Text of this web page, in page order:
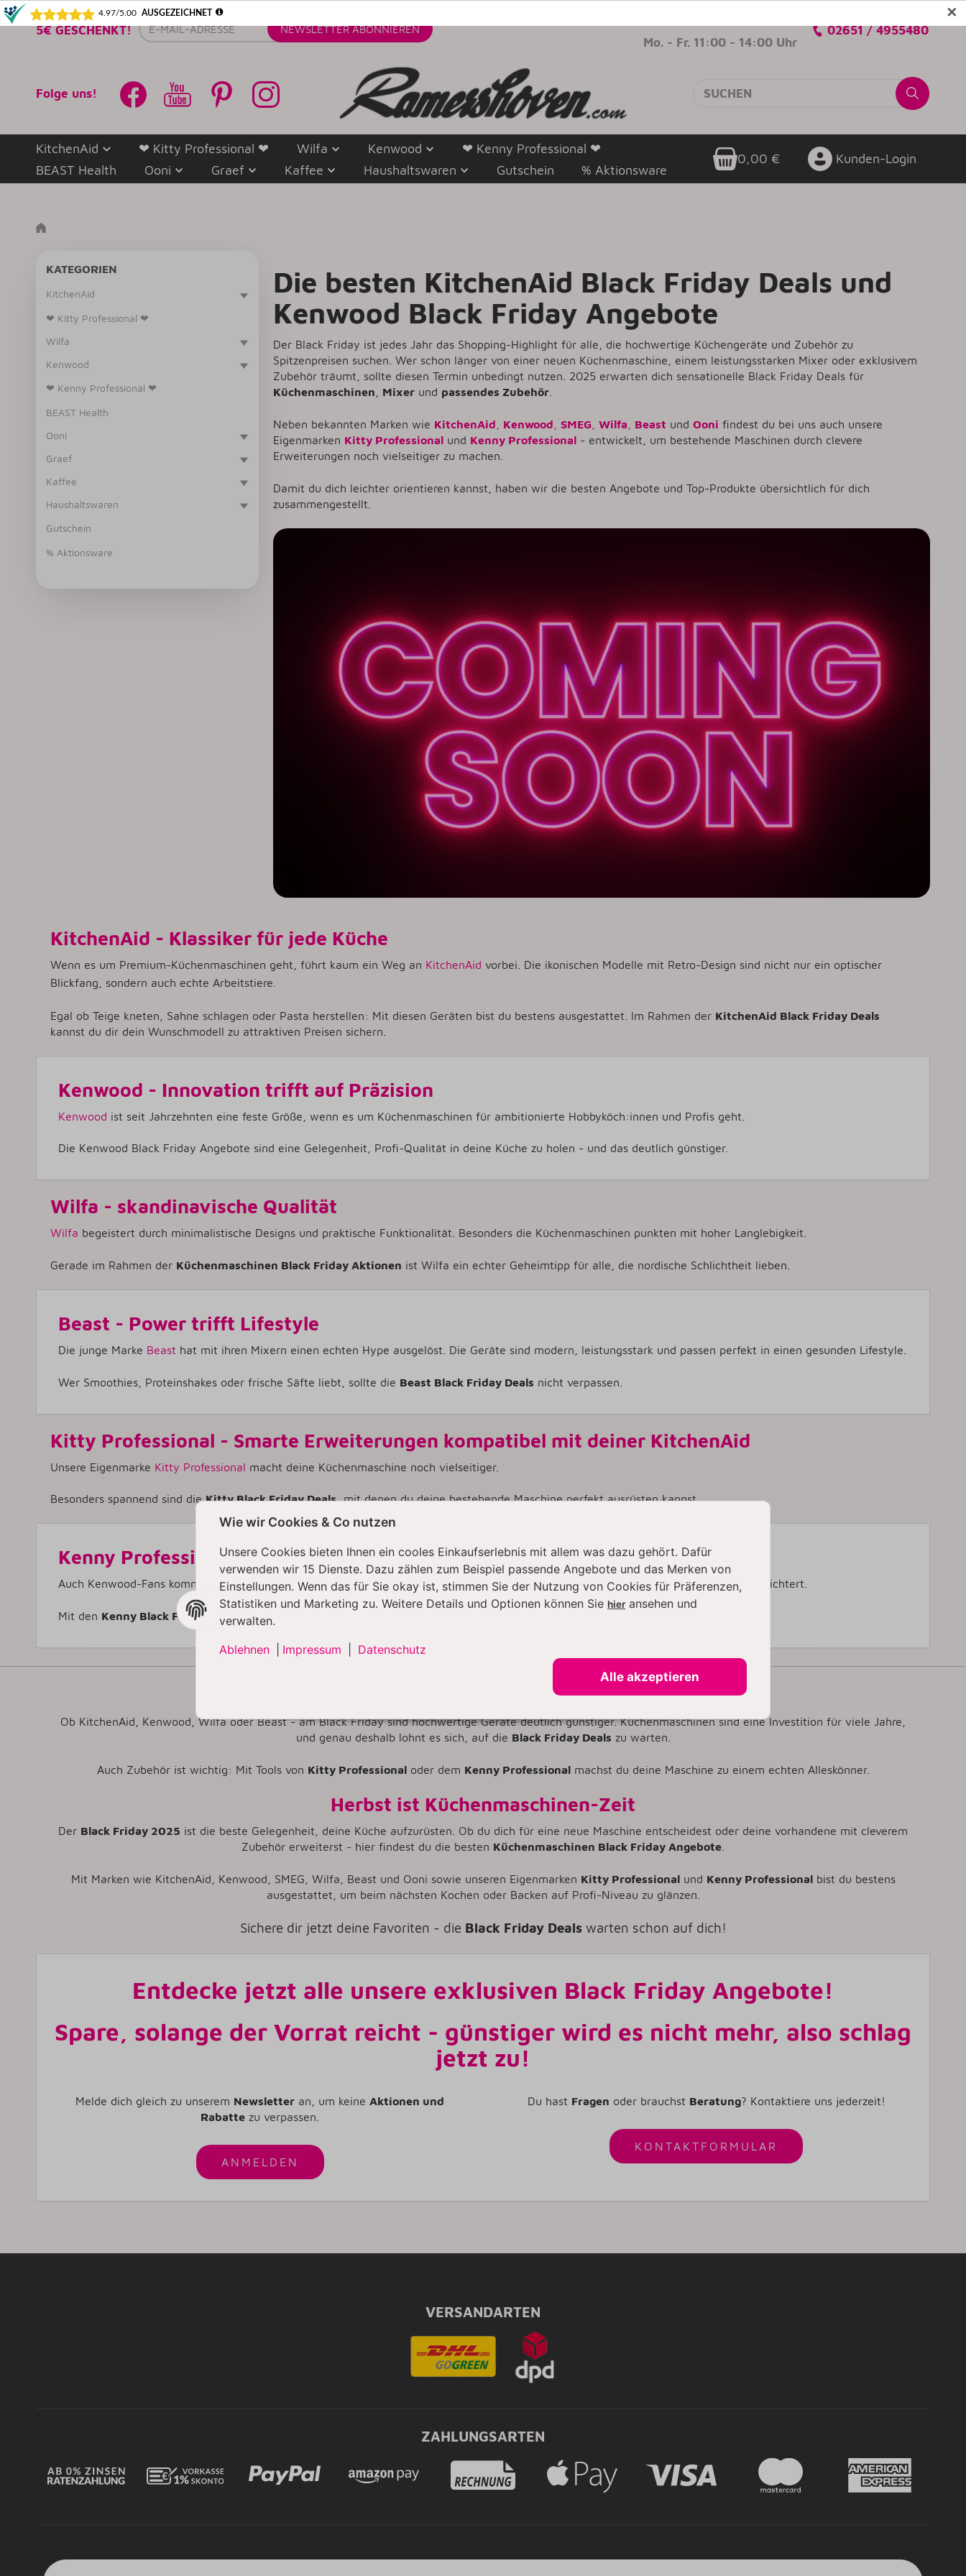
✕
5€ GESCHENKT! E-
Mail-
NEWSLETTER ABONNIEREN
Mo. - Fr. 11:00 - 14:00 Uhr
02651 / 4955480
Folge uns!
KitchenAid ❤ Kitty Professional ❤ Wilfa Kenwood
❤ Kenny Professional ❤
BEAST Health
Ooni Graef Kaffee Haushaltswaren Gutschein % Aktionsware
0,00 € Kunden-Login
Die besten KitchenAid Black Friday Deals und
Kenwood Black Friday Angebote
Der Black Friday ist jedes Jahr das Shopping-Highlight für alle, die hochwertige Küchengeräte und Zubehör zu
Spitzenpreisen suchen. Wer schon länger von einer neuen Küchenmaschine, einem leistungsstarken Mixer oder exklusivem
Zubehör träumt, sollte diesen Termin unbedingt nutzen. 2025 erwarten dich sensationelle Black Friday Deals für
Küchenmaschinen
Mixer und passendes Zubehör
Neben bekannten Marken wie KitchenAid Kenwood SMEG Wilfa Beast und Ooni findest du bei uns auch unsere
Eigenmarken Kitty Professional und Kenny Professional - entwickelt, um bestehende Maschinen durch clevere
Erweiterungen noch vielseitiger zu machen.
Damit du dich leichter orientieren kannst, haben wir die besten Angebote und Top-Produkte übersichtlich für dich
zusammengestellt.
KATEGORIEN
KitchenAid
❤ Kitty Professional ❤
Wilfa
Kenwood
❤ Kenny Professional ❤
BEAST Health
Ooni
Graef
Kaffee
Haushaltswaren
Gutschein
% Aktionsware
KitchenAid - Klassiker für jede Küche
Wenn es um Premium-Küchenmaschinen geht, führt kaum ein Weg an KitchenAid vorbei. Die ikonischen Modelle mit Retro-Design sind nicht nur ein optischer
Blickfang, sondern auch echte Arbeitstiere.
Egal ob Teige kneten, Sahne schlagen oder Pasta herstellen: Mit diesen Geräten bist du bestens ausgestattet. Im Rahmen der KitchenAid Black Friday Deals
kannst du dir dein Wunschmodell zu attraktiven Preisen sichern.
Kenwood - Innovation trifft auf Präzision
Kenwood ist seit Jahrzehnten eine feste Größe, wenn es um Küchenmaschinen für ambitionierte Hobbyköch:innen und Profis geht.
Die Kenwood Black Friday Angebote sind eine Gelegenheit, Profi-Qualität in deine Küche zu holen - und das deutlich günstiger.
Wilfa - skandinavische Qualität
Wilfa begeistert durch minimalistische Designs und praktische Funktionalität. Besonders die Küchenmaschinen punkten mit hoher Langlebigkeit.
Gerade im Rahmen der Küchenmaschinen Black Friday Aktionen ist Wilfa ein echter Geheimtipp für alle, die nordische Schlichtheit lieben.
Beast - Power trifft Lifestyle
Die junge Marke Beast hat mit ihren Mixern einen echten Hype ausgelöst. Die Geräte sind modern, leistungsstark und passen perfekt in einen gesunden Lifestyle.
Wer Smoothies, Proteinshakes oder frische Säfte liebt, sollte die Beast Black Friday Deals nicht verpassen.
Kitty Professional - Smarte Erweiterungen kompatibel mit deiner KitchenAid
Unsere Eigenmarke Kitty Professional macht deine Küchenmaschine noch vielseitiger.
Besonders spannend sind dieKitty Black Friday Deals, mit denen du deine bestehende Maschine perfekt ausrüsten kannst.
Kenny Professional - Praktisches Zubehör kompatibel mit Kenwood
Auch Kenwood-Fans kommen bei unseren Eigenmarken nicht zu kurz:Kenny Professionalliefert passendes Zubehör, das den Alltag erleichtert.
Mit den Kenny Black Friday Angebotenbekommst du Zubehör, das deine Küchenmaschine sinnvoll erweitert.
Black Friday - Warum sich das Warten lohnt
Ob KitchenAid, Kenwood, Wilfa oder Beast-am Black Friday sind hochwertige Geräte deutlich günstiger. Küchenmaschinen sind eine Investition für viele Jahre,
und genau deshalb lohnt es sich, auf die Black Friday Deals zu warten.
Auch Zubehör ist wichtig: Mit Tools von Kitty Professional oderdem Kenny Professionalmachst du deine Maschine zu einem echten Alleskönner.
Herbst ist Küchenmaschinen-Zeit
Der Black Friday 2025 ist die beste Gelegenheit, deine Küche aufzurüsten. Ob du dich für eine neue Maschine entscheidest oder deine vorhandene mit cleverem
Zubehör erweiterst - hier findest du die besten Küchenmaschinen Black Friday Angebote
Mit Marken wie KitchenAid, Kenwood, SMEG, Wilfa, Beast und Ooni sowie unseren Eigenmarken Kitty Professional und Kenny Professionalbist du bestens
ausgestattet, um beim nächsten Kochen oder Backen auf Profi-Niveau zu glänzen.
Sichere dir jetzt deine Favoriten - die Black Friday Deals warten schon auf dich!
Entdecke jetzt alle unsere exklusiven Black Friday Angebote!
Spare, solange der Vorrat reicht - günstiger wird es nicht mehr, also schlag
jetzt zu!
Melde dich gleich zu unserem Newsletter an, um keine Aktionen und
Rabatte zu verpassen.
ANMELDEN
Du hast Fragen oder brauchst Beratung? Kontaktiere uns jederzeit!
KONTAKTFORMULAR
VERSANDARTEN
ZAHLUNGSARTEN
Wie wir Cookies & Co nutzen
Unsere Cookies bieten Ihnen ein cooles Einkaufserlebnis mit allem was dazu gehört. Dafür
verwenden wir 15 Dienste. Dazu zählen zum Beispiel passende Angebote und das Merken von
Einstellungen. Wenn das für Sie okay ist, stimmen Sie der Nutzung von Cookies für Präferenzen,
Statistiken und Marketing zu. Weitere Details und Optionen können Sie hier ansehen und
verwalten.
Ablehnen
Impressum
Datenschutz
Alle akzeptieren